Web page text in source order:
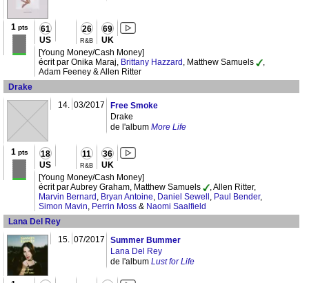
1 pts 61
US
26
R&B
69
UK
[Young Money/Cash Money]
écrit par Onika Maraj, Brittany Hazzard , Matthew Samuels
,
Adam Feeney & Allen Ritter
Drake
14. 03/2017
Free Smoke
Drake
de l'album More Life
1 pts 18
US
11
R&B
36
UK
[Young Money/Cash Money]
écrit par Aubrey Graham, Matthew Samuels
, Allen Ritter,
Marvin Bernard , Bryan Antoine, Daniel Sewell , Paul Bender,
Simon Mavin, Perrin Moss & Naomi Saalfield
Lana Del Rey
15. 07/2017
Summer Bummer
Lana Del Rey
de l'album Lust for Life